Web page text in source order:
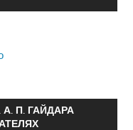
П. ГАЙДАРА